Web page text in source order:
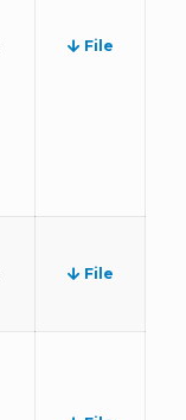
File
File